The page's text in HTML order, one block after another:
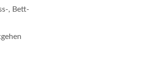
, Bett-